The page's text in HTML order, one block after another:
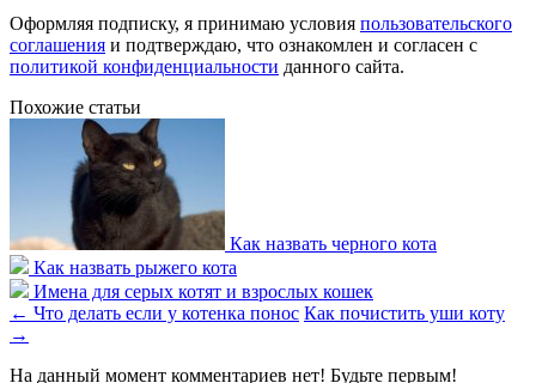
Оформляя подписку, я принимаю условия пользовательского
соглашения и подтверждаю, что ознакомлен и согласен с
политикой конфиденциальности данного сайта.
Похожие статьи
Как назвать черного кота
Как назвать рыжего кота
Имена для серых котят и взрослых кошек
← Что делать если у котенка понос Как почистить уши коту
→
На данный момент комментариев нет! Будьте первым!